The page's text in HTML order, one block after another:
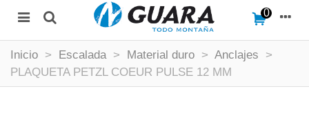
0
Inicio > Escalada > Material duro > Anclajes
>
PLAQUETA PETZL COEUR PULSE 12 MM